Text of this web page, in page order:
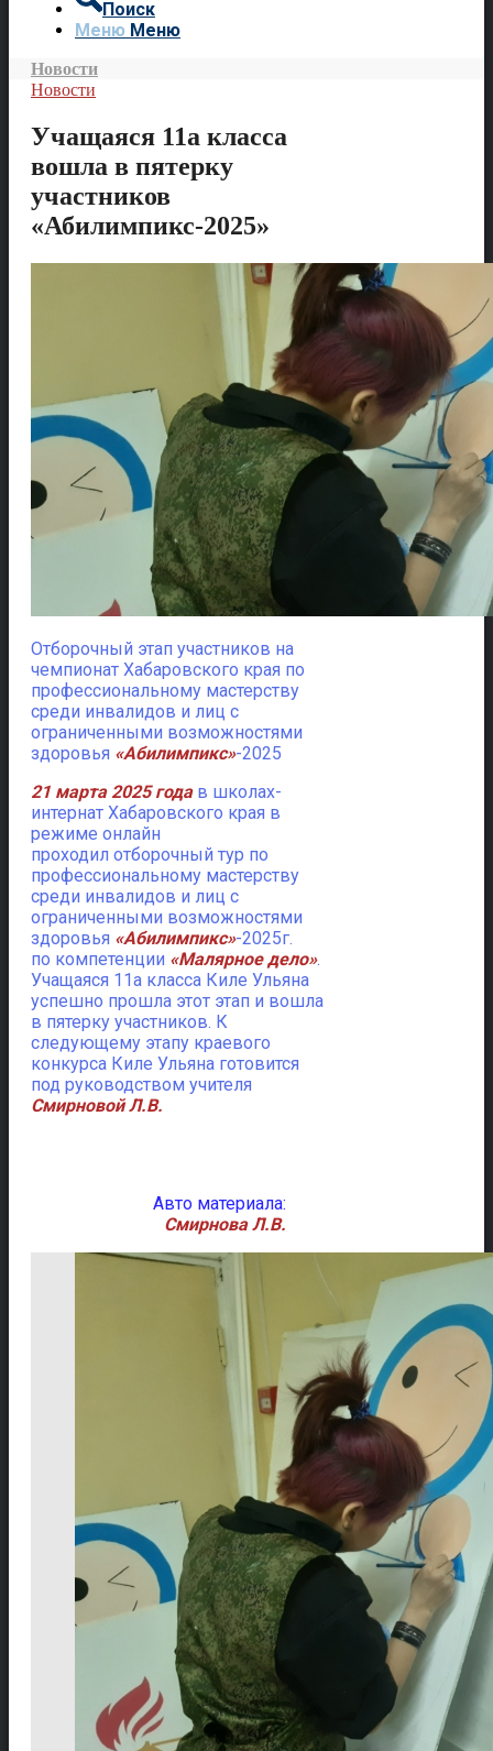
Поиск
Меню Меню
Новости
Новости
Учащаяся 11а класса
вошла в пятерку
участников
«Абилимпикс-2025»
Отборочный этап участников на
чемпионат Хабаровского края по
профессиональному мастерству
среди инвалидов и лиц с
ограниченными возможностями
здоровья «Абилимпикс»-2025
21 марта 2025 годав школах-
интернат Хабаровского края в
режиме онлайн
проходил отборочный тур по
профессиональному мастерству
среди инвалидов и лиц с
ограниченными возможностями
здоровья «Абилимпикс»-2025г.
по компетенции «Малярное дело».
Учащаяся 11а класса Киле Ульяна
успешно прошла этот этап и вошла
в пятерку участников. К
следующему этапу краевого
конкурса Киле Ульяна готовится
под руководством учителя
Смирновой Л.В.
Авто материала:
Смирнова Л.В.